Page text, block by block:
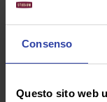
Consenso
Questo sito web
transessuale,
mentre
descrive da